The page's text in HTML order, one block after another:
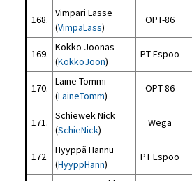
168.
Vimpari Lasse
(VimpaLass)
OPT-86
169.
Kokko Joonas
(KokkoJoon)
PT Espoo
170.
Laine Tommi
(LaineTomm)
OPT-86
171.
Schiewek Nick
(SchieNick)
Wega
172.
Hyyppä Hannu
(HyyppHann)
PT Espoo